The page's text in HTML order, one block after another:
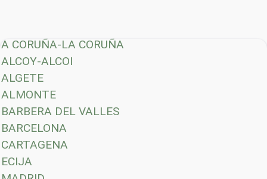
A CORUÑA-LA CORUÑA
ALCOY-ALCOI
ALGETE
ALMONTE
BARBERA DEL VALLES
BARCELONA
CARTAGENA
ECIJA